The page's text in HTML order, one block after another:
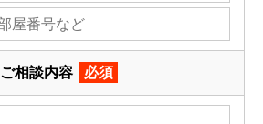
ご相談内容 必須